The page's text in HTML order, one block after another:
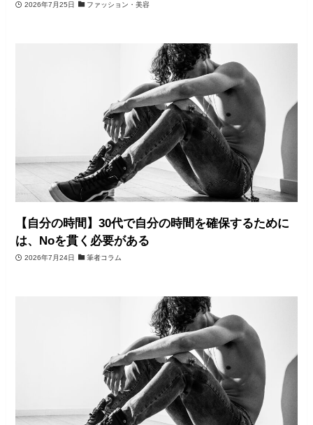
2026年7月25日 ファッション・美容
【自分の時間】30代で自分の時間を確保するために
は、Noを貫く必要がある
2026年7月24日 筆者コラム